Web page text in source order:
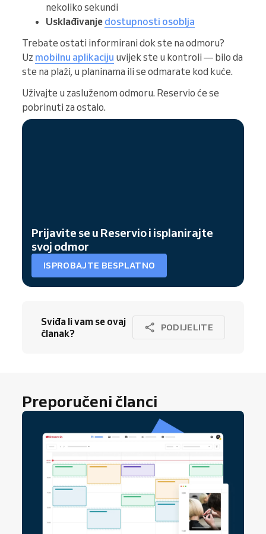
nekoliko sekundi
Usklađivanje dostupnosti osoblja
Trebate ostati informirani dok ste na odmoru?
Uz mobilnu aplikaciju uvijek ste u kontroli — bilo da
ste na plaži, u planinama ili se odmarate kod kuće.
Uživajte u zasluženom odmoru. Reservio će se
pobrinuti za ostalo.
Prijavite se u Reservio i isplanirajte
svoj odmor
ISPROBAJTE BESPLATNO
Sviđa li vam se ovaj
članak?
PODIJELITE
Preporučeni članci